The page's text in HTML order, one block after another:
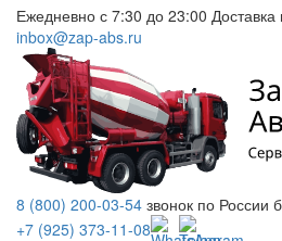
Ежедневно с 7:30 до 23:00
inbox@zap-abs.ru
8 (800) 200-03-54 звонок по России
+7 (925) 373-11-08